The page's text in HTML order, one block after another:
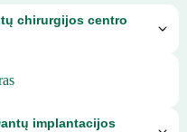
chirurgijos centro
implantacijos